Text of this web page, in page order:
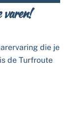
varen!
die je
de Turfroute